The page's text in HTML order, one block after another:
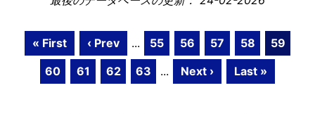
« First ‹ Prev ... 55 56 57 58
59
60
61 62 63 ... Next › Last »